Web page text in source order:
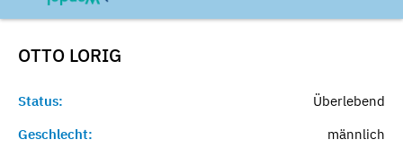
OTTO LORIG
Status:
Überlebend
Geschlecht:
männlich